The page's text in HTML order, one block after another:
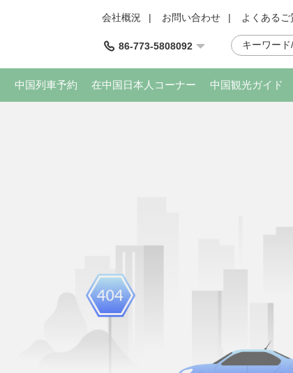
会社概況 | お問い合わせ | よくあるご
86-773-5808092
中国列車予約 在中国日本人コーナー 中国観光ガイド